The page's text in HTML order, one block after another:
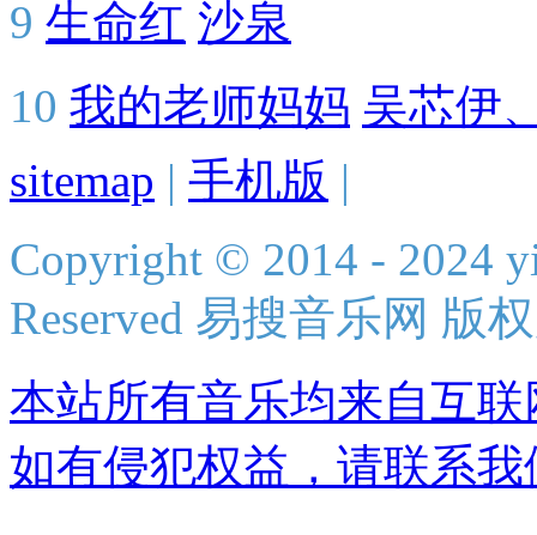
9 生命红 沙泉
10 我的老师妈妈 吴芯伊
sitemap | 手机版 |
Copyright © 2014 - 2024
Reserved 易搜音乐网 版
本站所有音乐均来自互
如有侵犯权益，请联系